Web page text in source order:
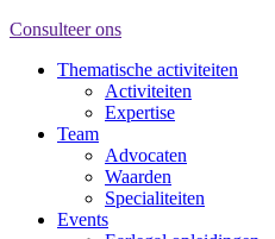
Consulteer ons
Thematische activiteiten
Activiteiten
Expertise
Team
Advocaten
Waarden
Specialiteiten
Events